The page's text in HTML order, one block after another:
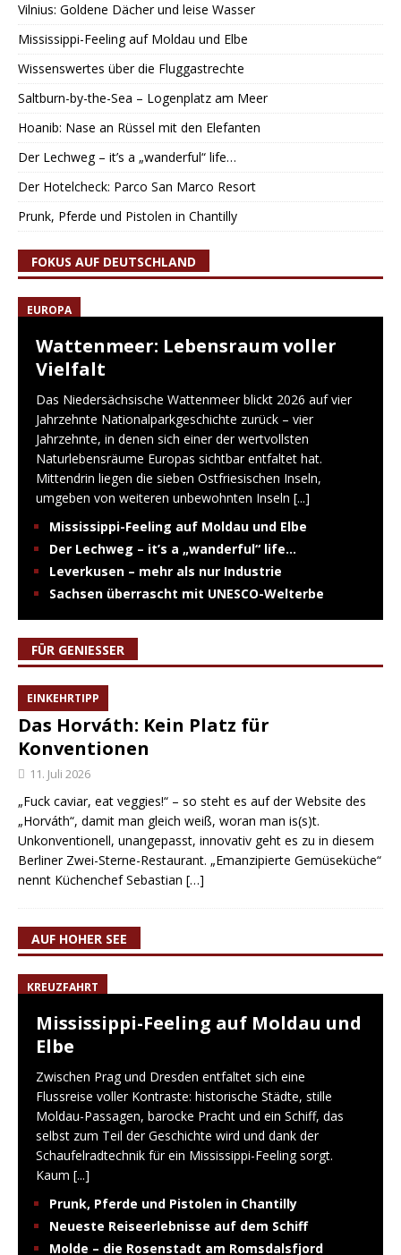
Vilnius: Goldene Dächer und leise Wasser
Mississippi-Feeling auf Moldau und Elbe
Wissenswertes über die Fluggastrechte
Saltburn-by-the-Sea – Logenplatz am Meer
Hoanib: Nase an Rüssel mit den Elefanten
Der Lechweg – it’s a „wanderful“ life…
Der Hotelcheck: Parco San Marco Resort
Prunk, Pferde und Pistolen in Chantilly
FOKUS AUF DEUTSCHLAND
EUROPA
Wattenmeer: Lebensraum voller
Vielfalt
Das Niedersächsische Wattenmeer blickt 2026 auf vier
Jahrzehnte Nationalparkgeschichte zurück – vier
Jahrzehnte, in denen sich einer der wertvollsten
Naturlebensräume Europas sichtbar entfaltet hat.
Mittendrin liegen die sieben Ostfriesischen Inseln,
umgeben von weiteren unbewohnten Inseln [...]
Mississippi-Feeling auf Moldau und Elbe
Der Lechweg – it’s a „wanderful“ life…
Leverkusen – mehr als nur Industrie
Sachsen überrascht mit UNESCO-Welterbe
FÜR GENIESSER
EINKEHRTIPP
Das Horváth: Kein Platz für
Konventionen
11. Juli 2026
„Fuck caviar, eat veggies!“ – so steht es auf der Website des
„Horváth“, damit man gleich weiß, woran man is(s)t.
Unkonventionell, unangepasst, innovativ geht es zu in diesem
Berliner Zwei-Sterne-Restaurant. „Emanzipierte Gemüseküche“
nennt Küchenchef Sebastian […]
AUF HOHER SEE
KREUZFAHRT
Mississippi-Feeling auf Moldau und
Elbe
Zwischen Prag und Dresden entfaltet sich eine
Flussreise voller Kontraste: historische Städte, stille
Moldau-Passagen, barocke Pracht und ein Schiff, das
selbst zum Teil der Geschichte wird und dank der
Schaufelradtechnik für ein Mississippi-Feeling sorgt.
Kaum [...]
Prunk, Pferde und Pistolen in Chantilly
Neueste Reiseerlebnisse auf dem Schiff
Molde – die Rosenstadt am Romsdalsfjord